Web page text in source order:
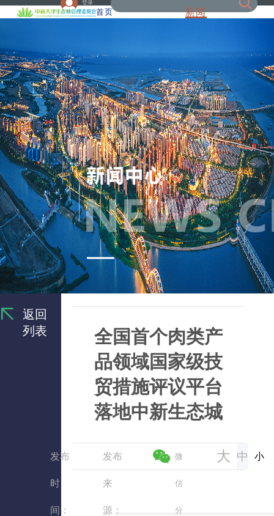
登录
首页 新闻
返回
列表
全国首个肉类产
品领域国家级技
贸措施评议平台
落地中新生态城
发布
时
间：
发布
来
源：
微
信
分
大 中 小